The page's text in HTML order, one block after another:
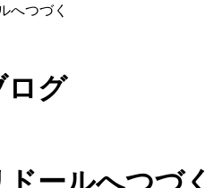
へつづく
ログ